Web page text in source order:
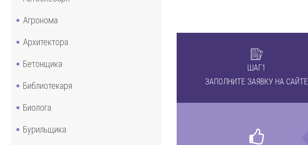
Агронома
Архитектора
Бетонщика
Библиотекаря
Биолога
Бурильщика
ШАГ1
ЗАПОЛНИТЕ ЗАЯВКУ НА САЙТЕ